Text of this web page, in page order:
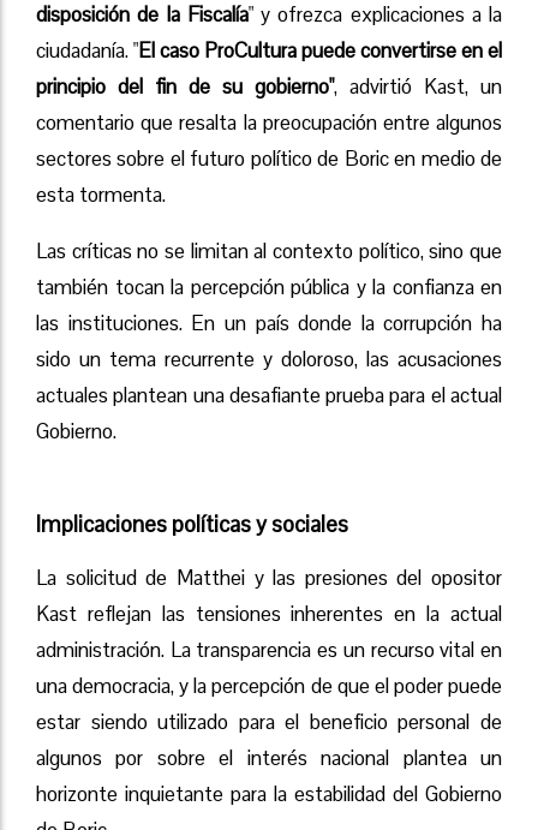
disposición de la Fiscalía" y ofrezca explicaciones a la
ciudadanía. "El caso ProCultura puede convertirse en el
principio del fin de su gobierno", advirtió Kast, un
comentario que resalta la preocupación entre algunos
sectores sobre el futuro político de Boric en medio de
esta tormenta.
Las críticas no se limitan al contexto político, sino que
también tocan la percepción pública y la confianza en
las instituciones. En un país donde la corrupción ha
sido un tema recurrente y doloroso, las acusaciones
actuales plantean una desafiante prueba para el actual
Gobierno.
Implicaciones políticas y sociales
La solicitud de Matthei y las presiones del opositor
Kast reflejan las tensiones inherentes en la actual
administración. La transparencia es un recurso vital en
una democracia, y la percepción de que el poder puede
estar siendo utilizado para el beneficio personal de
algunos por sobre el interés nacional plantea un
horizonte inquietante para la estabilidad del Gobierno